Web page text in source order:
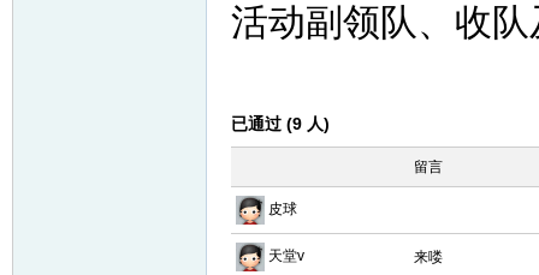
活动副领队、收
已通过 (9 人)
留言
皮球
天堂v 来喽